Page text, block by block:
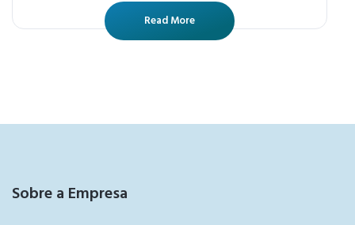
Read More
Sobre a Empresa